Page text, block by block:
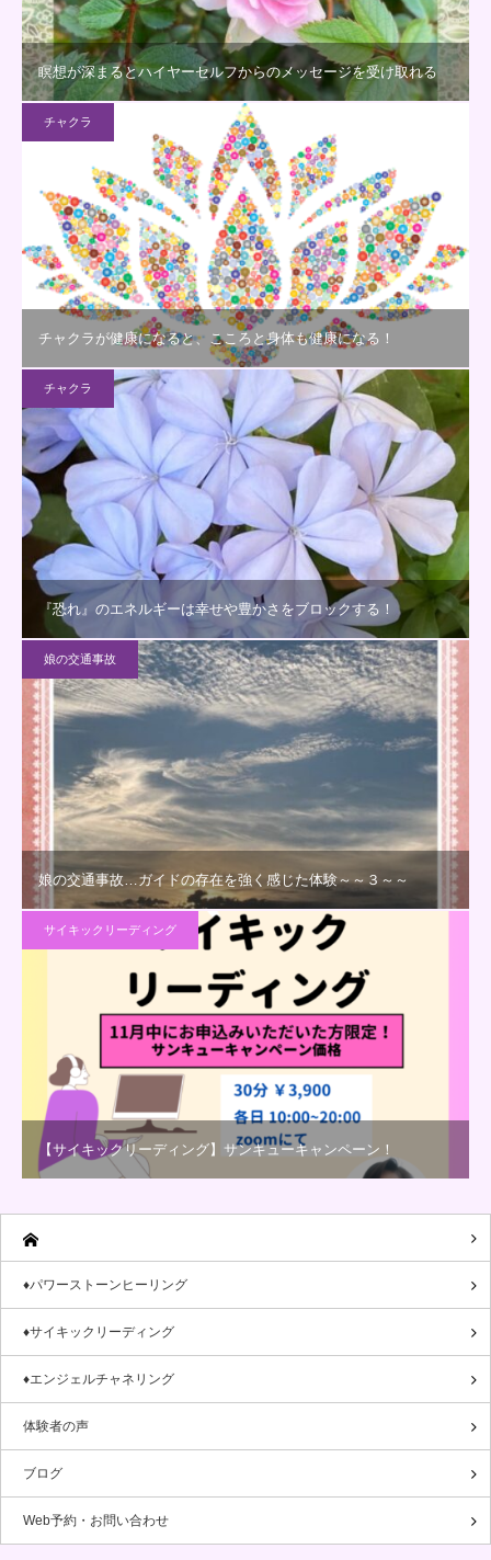
瞑想が深まるとハイヤーセルフからのメッセージを受け取れる
チャクラ
チャクラが健康になると、こころと身体も健康になる！
チャクラ
『恐れ』のエネルギーは幸せや豊かさをブロックする！
娘の交通事故
娘の交通事故…ガイドの存在を強く感じた体験～～３～～
サイキックリーディング
【サイキックリーディング】サンキューキャンペーン！
♦パワーストーンヒーリング
♦サイキックリーディング
♦エンジェルチャネリング
体験者の声
ブログ
Web予約・お問い合わせ